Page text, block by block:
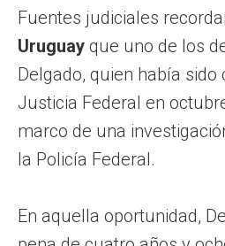
Fuentes judiciales
Uruguay que uno de los
Delgado, quien había sido
Justicia Federal en
marco de una
la Policía Federal.
En aquella oportunidad,